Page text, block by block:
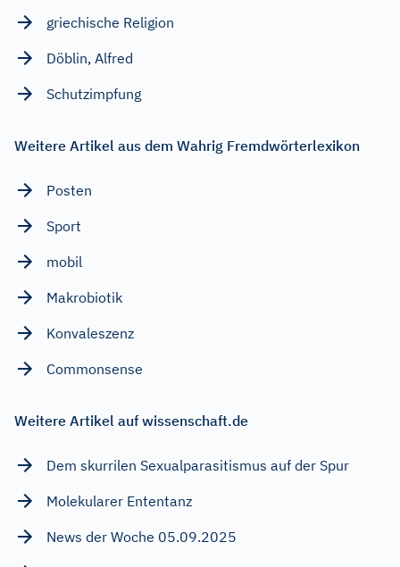
griechische Religion
Döblin, Alfred
Schutzimpfung
Weitere Artikel aus dem Wahrig Fremdwörterlexikon
Posten
Sport
mobil
Makrobiotik
Konvaleszenz
Commonsense
Weitere Artikel auf wissenschaft.de
Dem skurrilen Sexualparasitismus auf der Spur
Molekularer Ententanz
News der Woche 05.09.2025